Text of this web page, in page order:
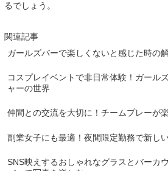
るでしょう。
関連記事
ガールズバーで楽しくないと感じた時の
コスプレイベントで非日常体験！ガール
ャーの世界
仲間との交流を大切に！チームプレーが
副業女子にも最適！夜間限定勤務で新し
SNS映えするおしゃれなグラスとバーカ